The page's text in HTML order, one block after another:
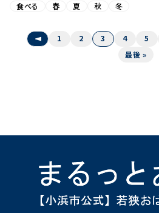
食べる 春 夏 秋 冬
« 1 2 3 4 5
最後 »